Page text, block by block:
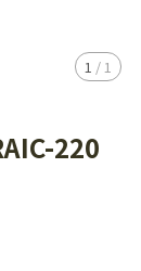
1 / 1
220